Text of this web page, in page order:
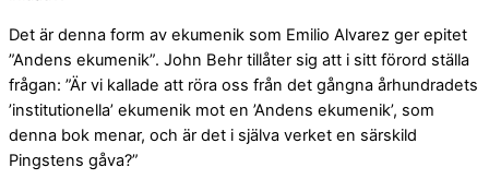
Det är denna form av ekumenik som Emilio Alvarez ger epitet
”Andens ekumenik”. John Behr tillåter sig att i sitt förord ställa
frågan: ”Är vi kallade att röra oss från det gångna århundradets
’institutionella’ ekumenik mot en ’Andens ekumenik’, som
denna bok menar, och är det i själva verket en särskild
Pingstens gåva?”